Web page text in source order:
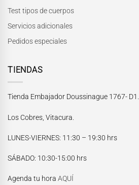
Test tipos de cuerpos
Servicios adicionales
Pedidos especiales
TIENDAS
Tienda Embajador Doussinague 1767- D1.
Los Cobres, Vitacura.
LUNES-VIERNES: 11:30 – 19:30 hrs
SÁBADO: 10:30-15:00 hrs
Agenda tu hora AQUÍ
María Paskaró